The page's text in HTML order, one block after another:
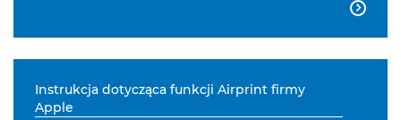

Instrukcja dotycząca funkcji Airprint firmy
Apple